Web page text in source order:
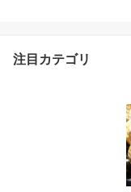
注目カテゴリ